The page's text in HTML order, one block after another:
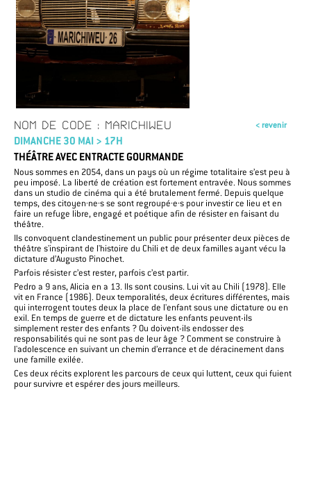
< revenir
NOM DE CODE : MARICHIWEU
DIMANCHE 30 MAI > 17H
THÉÂTRE AVEC ENTRACTE GOURMANDE
Nous sommes en 2054, dans un pays où un régime totalitaire s’est peu à
peu imposé. La liberté de création est fortement entravée. Nous sommes
dans un studio de cinéma qui a été brutalement fermé. Depuis quelque
temps, des citoyen·ne·s se sont regroupé·e·s pour investir ce lieu et en
faire un refuge libre, engagé et poétique afin de résister en faisant du
théâtre.
Ils convoquent clandestinement un public pour présenter deux pièces de
théâtre s'inspirant de l'histoire du Chili et de deux familles ayant vécu la
dictature d’Augusto Pinochet.
Parfois résister c’est rester, parfois c’est partir.
Pedro a 9 ans, Alicia en a 13. Ils sont cousins. Lui vit au Chili (1978). Elle
vit en France (1986). Deux temporalités, deux écritures différentes, mais
qui interrogent toutes deux la place de l'enfant sous une dictature ou en
exil. En temps de guerre et de dictature les enfants peuvent-ils
simplement rester des enfants ? Ou doivent-ils endosser des
responsabilités qui ne sont pas de leur âge ? Comment se construire à
l'adolescence en suivant un chemin d’errance et de déracinement dans
une famille exilée.
Ces deux récits explorent les parcours de ceux qui luttent, ceux qui fuient
pour survivre et espérer des jours meilleurs.